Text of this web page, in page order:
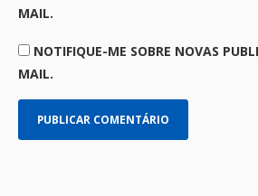
MAIL.
NOTIFIQUE-ME SOBRE NOVAS
MAIL.